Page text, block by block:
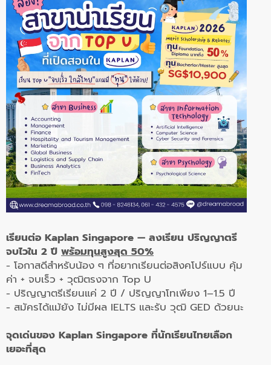
เรียนต่อ Kaplan Singapore — ลงเรียน ปริญญาตรี
จบไวใน 2 ปี พร้อมทุนสูงสุด 50%
- โอกาสดีสำหรับน้อง ๆ ที่อยากเรียนต่อสิงคโปร์แบบ คุ้ม
ค่า + จบเร็ว + วุฒิตรงจาก Top U
- ปริญญาตรีเรียนแค่ 2 ปี / ปริญญาโทเพียง 1–1.5 ปี
- สมัครได้แม้ยัง ไม่มีผล IELTS และรับ วุฒิ GED ด้วยนะ
จุดเด่นของ Kaplan Singapore ที่นักเรียนไทยเลือก
เยอะที่สุด